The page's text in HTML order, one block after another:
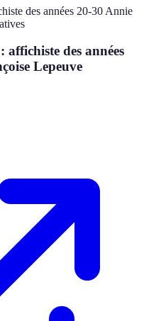
affichiste des années
Lepeuve